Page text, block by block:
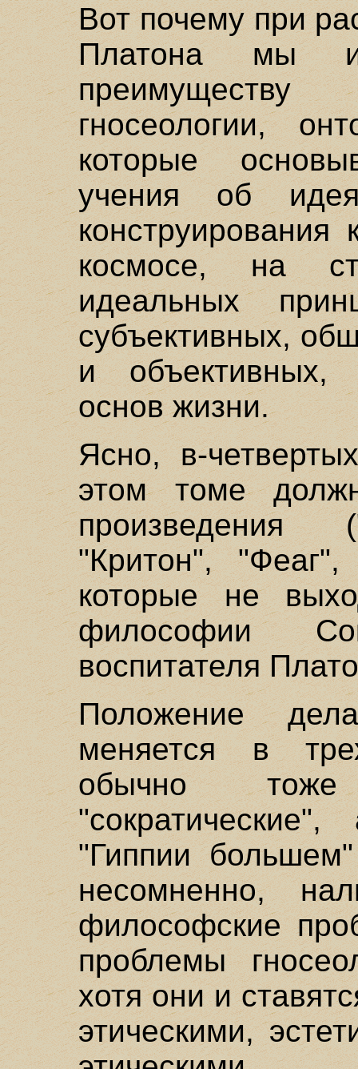
Вот почему при
Платона мы
гносеологии,
которые
учения об
космосе, на
идеальных
субъективных,
и объективных,
основ жизни.
Ясно, в-
этом томе
произведения
"Критон",
которые не
философии
воспитателя
Положение
меняется в
обычно
"Гиппии
несомненно,
философские
проблемы
хотя они и
этическими,